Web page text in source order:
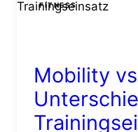
FITNESS
Mobility